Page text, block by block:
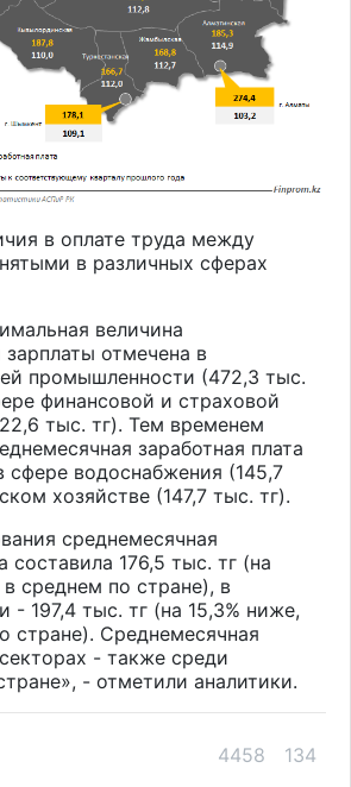
в оплате труда между
в различных сферах
величина
отмечена в
промышленности (472,3 тыс.
финансовой и страховой
тыс. тг). Тем временем
заработная плата
сфере водоснабжения (145,7
хозяйстве (147,7 тыс. тг).
среднемесячная
составила 176,5 тыс. тг (на
среднем по стране), в
- 197,4 тыс. тг (на 15,3% ниже,
стране). Среднемесячная
- также среди
- отметили аналитики.
4458 134